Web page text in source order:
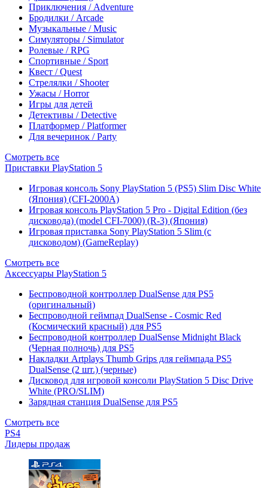
Приключения / Adventure
Бродилки / Arcade
Музыкальные / Music
Симуляторы / Simulator
Ролевые / RPG
Спортивные / Sport
Квест / Quest
Стрелялки / Shooter
Ужасы / Horror
Игры для детей
Детективы / Detective
Платформер / Platformer
Для вечеринок / Party
Смотреть все
Приставки PlayStation 5
Игровая консоль Sony PlayStation 5 (PS5) Slim Disc White
(Япония) (CFI-2000A)
Игровая консоль PlayStation 5 Pro - Digital Edition (без
дисковода) (model CFI-7000) (R-3) (Япония)
Игровая приставка Sony PlayStation 5 Slim (с
дисководом) (GameReplay)
Смотреть все
Аксессуары PlayStation 5
Беспроводной контроллер DualSense для PS5
(оригинальный)
Беспроводной геймпад DualSense - Cosmic Red
(Космический красный) для PS5
Беспроводной контроллер DualSense Midnight Black
(Черная полночь) для PS5
Накладки Artplays Thumb Grips для геймпада PS5
DualSense (2 шт.) (черные)
Дисковод для игровой консоли PlayStation 5 Disc Drive
White (PRO/SLIM)
Зарядная станция DualSense для PS5
Смотреть все
PS4
Лидеры продаж